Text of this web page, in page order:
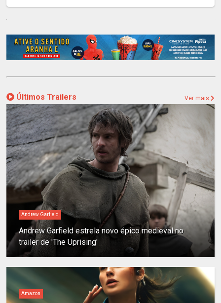
Últimos Trailers Ver mais
Andrew Garfield
Andrew Garfield estrela novo épico medieval no
trailer de 'The Uprising'
Amazon